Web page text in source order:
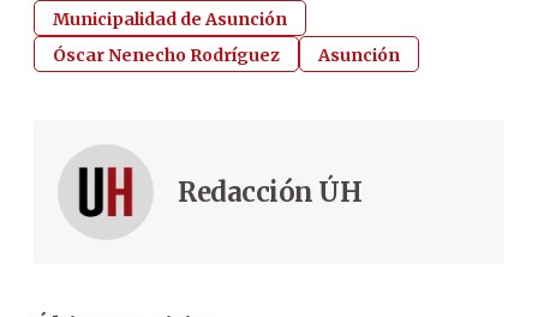
Municipalidad de Asunción
Óscar Nenecho Rodríguez
Asunción
Redacción ÚH